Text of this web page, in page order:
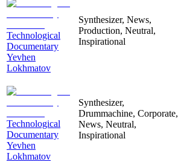
Technological
Documentary
Yevhen
Lokhmatov
Synthesizer, News,
Production, Neutral,
Inspirational
Technological
Documentary
Yevhen
Lokhmatov
Synthesizer,
Drummachine, Corporate,
News, Neutral,
Inspirational